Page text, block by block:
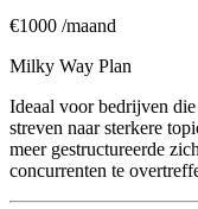
€1000 /maand
Milky Way Plan
Ideaal voor bedrijven die
streven naar sterkere
meer gestructureerde
concurrenten te